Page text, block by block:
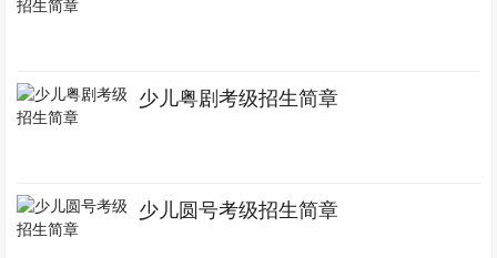
少儿粤剧考级招生简章
少儿圆号考级招生简章